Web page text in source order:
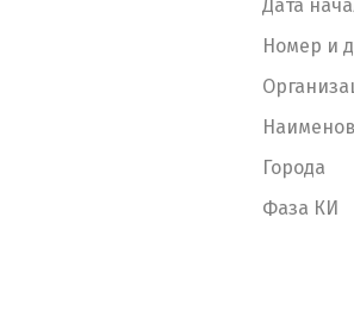
Дата
Номер и
Города
Фаза КИ